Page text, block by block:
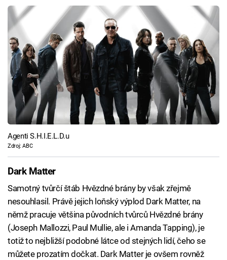
Agenti S.H.I.E.L.D.u
Zdroj: ABC
Dark Matter
Samotný tvůrčí štáb Hvězdné brány by však zřejmě
nesouhlasil. Právě jejich loňský výplod Dark Matter, na
němž pracuje většina původních tvůrců Hvězdné brány
(Joseph Mallozzi, Paul Mullie, ale i Amanda Tapping), je
totiž to nejbližší podobné látce od stejných lidí, čeho se
můžete prozatím dočkat. Dark Matter je ovšem rovněž